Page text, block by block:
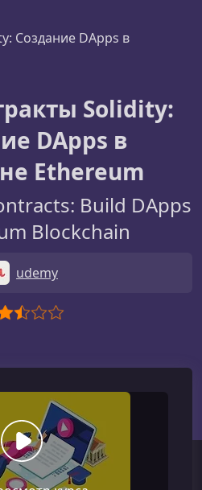
Создание DApps в
Solidity:
DApps в
Ethereum
Build DApps
Blockchain
udemy